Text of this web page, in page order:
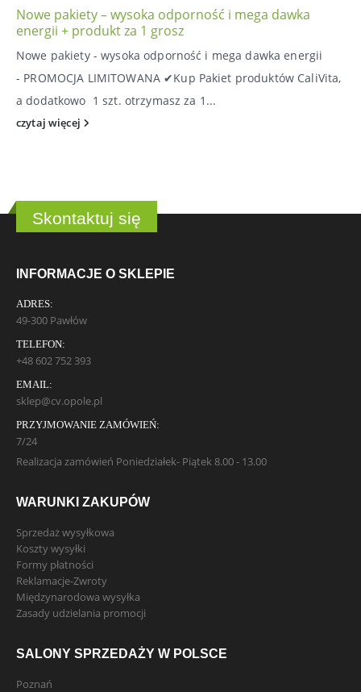
Nowe pakiety – wysoka odporność i mega dawka
energii + produkt za 1 grosz
Nowe pakiety - wysoka odporność i mega dawka energii
- PROMOCJA LIMITOWANA ✔Kup Pakiet produktów CaliVita,
a dodatkowo 1 szt. otrzymasz za 1...
czytaj więcej
Skontaktuj się
INFORMACJE O SKLEPIE
ADRES:
49-300 Pawłów
TELEFON:
+48 602 752 393
EMAIL:
sklep@cv.opole.pl
PRZYJMOWANIE ZAMÓWIEŃ:
7/24
Realizacja zamówień Poniedziałek- Piątek 8.00 - 13.00
WARUNKI ZAKUPÓW
Sprzedaż wysyłkowa
Koszty wysyłki
Formy płatności
Reklamacje-Zwroty
Międzynarodowa wysyłka
Zasady udzielania promocji
SALONY SPRZEDAŻY W POLSCE
Poznań